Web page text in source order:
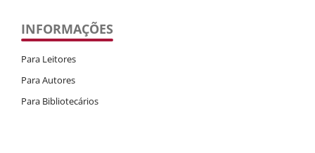
INFORMAÇÕES
Para Leitores
Para Autores
Para Bibliotecários